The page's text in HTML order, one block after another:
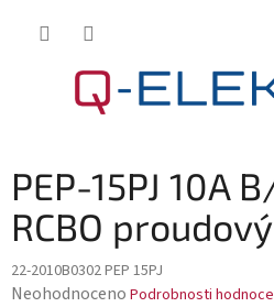
PEP-15PJ 10A
RCBO
22-2010B0302 PEP 15PJ
Průměrné
Neohodnoceno Podrobnosti